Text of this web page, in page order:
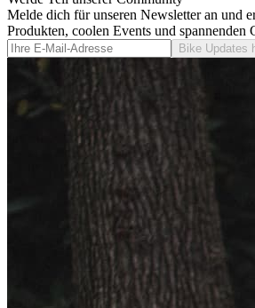
Melde dich für unseren Newsletter an und
Produkten, coolen Events und spannenden
Bike Updates